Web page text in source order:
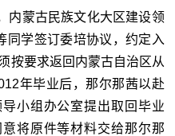
内蒙古民族文化大区建设领
同学签订委培协议，约定入
按要求返回内蒙古自治区从
年毕业后，那尔那茜以赴
小组办公室提出取回毕业
将原件等材料交给那尔那